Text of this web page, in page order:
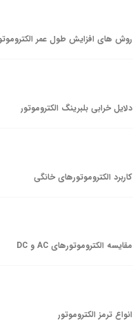
روش های افزایش طول عمر
دلایل خرابی بلبرینگ الکتروموتور
کاربرد الکتروموتورهای خانگی
مقایسه الکتروموتورهای AC و DC
انواع ترمز الکتروموتور